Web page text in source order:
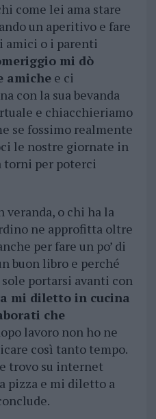
come lei ama stare
un aperitivo e fare
amici o i parenti
mi dò
amichee ci
con la sua bevanda
e chiacchieriamo
se fossimo realmente
le nostre giornate in
torni per poterci
o chi ha la
ne approfitta oltre
per fare un po’ di
buon libro e perché
portarsi avanti con
mi diletto in cucina
che
lavoro non ho ne
così tanto tempo.
trovo su internet
pizza e mi diletto a